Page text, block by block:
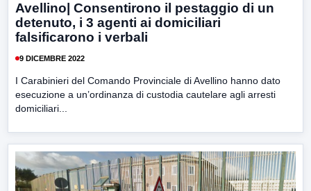
Avellino| Consentirono il pestaggio di un
detenuto, i 3 agenti ai domiciliari
falsificarono i verbali
9 DICEMBRE 2022
I Carabinieri del Comando Provinciale di Avellino hanno dato
esecuzione a un’ordinanza di custodia cautelare agli arresti
domiciliari...